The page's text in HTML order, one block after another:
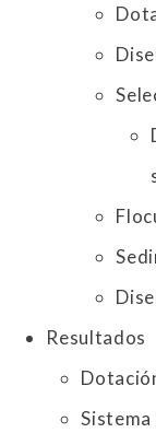
Resultados